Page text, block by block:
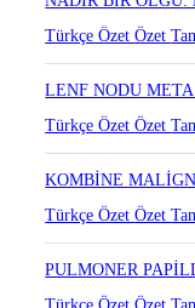
Türkçe ÖzetÖzet
NADİR BİR OLGU:
Türkçe ÖzetÖzet
LENF NODU
Türkçe ÖzetÖzet
KOMBİNE
Türkçe ÖzetÖzet